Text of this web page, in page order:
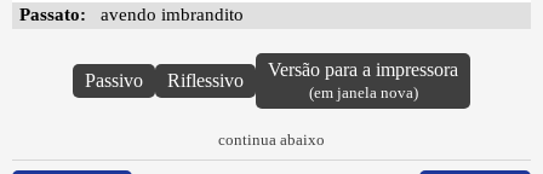
Passato: avendo imbrandito
Passivo Riflessivo
Versão para a impressora
(em janela nova)
continua abaixo